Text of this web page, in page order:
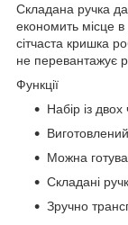
Складана ручка
економить місце в
сітчаста кришка
не перевантажує
Функції
Набір із двох
Можна
Складані
Зручно